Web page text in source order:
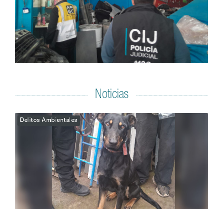
Noticias
Delitos Ambientales